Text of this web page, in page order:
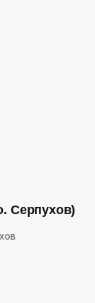
Серпухов)